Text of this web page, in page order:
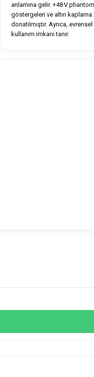
anlamına gelir. +48 V
göstergeleri ve altın
donatılmıştır. Ayrıca,
kullanım imkanı tanır.